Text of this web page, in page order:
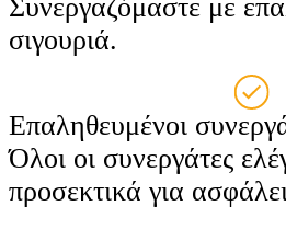
Συνεργαζόμαστε με
σιγουριά.
Επαληθευμένοι
Όλοι οι συνεργάτες
προσεκτικά για